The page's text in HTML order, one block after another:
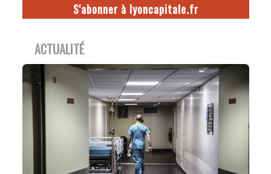
S'abonner à lyoncapitale.fr
ACTUALITÉ